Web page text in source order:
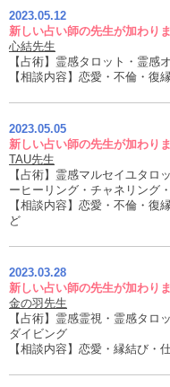
2023.05.12
新しい占い師の先生が加わり
心結先生
【占術】霊感タロット・霊感
【相談内容】恋愛・不倫・復
2023.05.05
新しい占い師の先生が加わり
TAU先生
【占術】霊感マルセイユタロ
ーヒーリング・チャネリング
【相談内容】恋愛・不倫・復
ど
2023.03.28
新しい占い師の先生が加わり
金の羽先生
【占術】霊感霊視・霊感タロ
ダイビング
【相談内容】恋愛・縁結び・